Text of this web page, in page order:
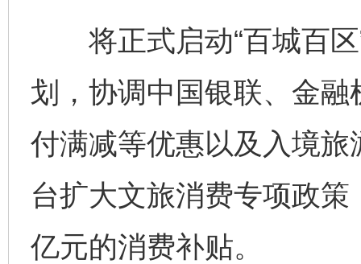
将正式启动“百城百区
划，协调中国银联、金
付满减等优惠以及入境
台扩大文旅消费专项政
亿元的消费补贴。